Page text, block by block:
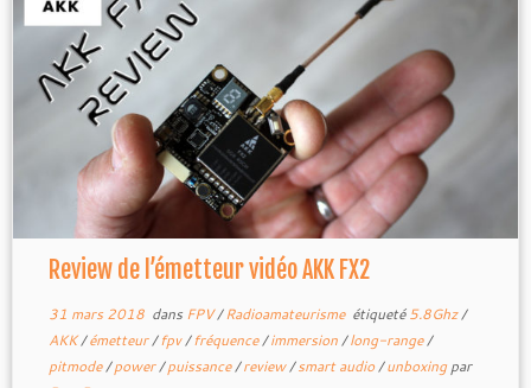
Review de l’émetteur vidéo AKK FX2
31 mars 2018dans FPV/Radioamateurisme étiqueté5.8Ghz/
AKK/émetteur/fpv/fréquence/immersion/long-range/
pitmode/power/puissance/review/smart audio/unboxingpar